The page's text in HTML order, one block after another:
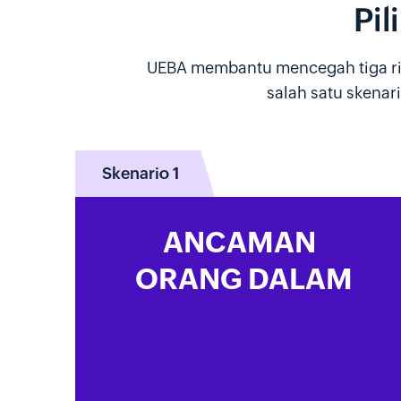
UEBA membantu mencegah tiga
salah satu
Skenario 1
ANCAMAN
ORANG DALAM
Seorang engineer
berusaha mensabotase
perusahaannya.